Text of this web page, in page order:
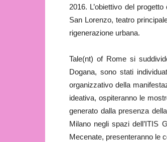
2016. L’obiettivo del
San Lorenzo, teatro
rigenerazione urbana.
Tale(nt) of Rome si
Dogana, sono stati
organizzativo della
ideativa, ospiteranno le
generato dalla presenza
Milano negli spazi dell’ITIS
Mecenate, presenteranno le